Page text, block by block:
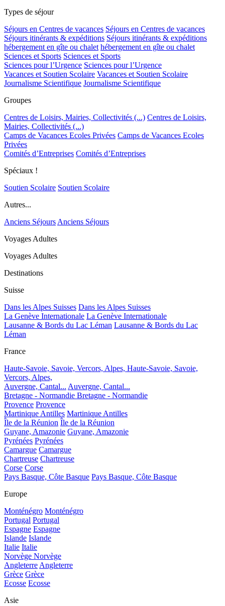
Types de séjour
Séjours en Centres de vacances Séjours en Centres de vacances
Séjours itinérants & expéditions Séjours itinérants & expéditions
hébergement en gîte ou chalet hébergement en gîte ou chalet
Sciences et Sports Sciences et Sports
Sciences pour l’Urgence Sciences pour l’Urgence
Vacances et Soutien Scolaire Vacances et Soutien Scolaire
Journalisme Scientifique Journalisme Scientifique
Groupes
Centres de Loisirs, Mairies, Collectivités (...) Centres de Loisirs,
Mairies, Collectivités (...)
Camps de Vacances Ecoles Privées Camps de Vacances Ecoles
Privées
Comités d’Entreprises Comités d’Entreprises
Spéciaux !
Soutien Scolaire Soutien Scolaire
Autres...
Anciens SéjoursAnciens Séjours
Voyages Adultes
Voyages Adultes
Destinations
Suisse
Dans les Alpes Suisses Dans les Alpes Suisses
La Genève Internationale La Genève Internationale
Lausanne & Bords du Lac Léman Lausanne & Bords du Lac
Léman
France
Haute-Savoie, Savoie, Vercors, Alpes, Haute-Savoie, Savoie,
Vercors, Alpes,
Auvergne, Cantal... Auvergne, Cantal...
Bretagne - Normandie Bretagne - Normandie
Provence Provence
Martinique Antilles Martinique Antilles
Île de la Réunion Île de la Réunion
Guyane, Amazonie Guyane, Amazonie
Pyrénées Pyrénées
Camargue Camargue
Chartreuse Chartreuse
Corse Corse
Pays Basque, Côte Basque Pays Basque, Côte Basque
Europe
Monténégro Monténégro
Portugal Portugal
Espagne Espagne
Islande Islande
Italie Italie
Norvège Norvège
AngleterreAngleterre
Grèce Grèce
Ecosse Ecosse
Asie